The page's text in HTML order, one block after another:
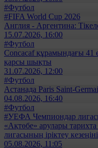
#Футбол
#FIFA World Cup 2026
Англия - Аргентина:
15.07.2026, 16:00
#Футбол
Concacaf құрамындағы
қарсы шықты
31.07.2026, 12:00
#Футбол
Астанада Paris Saint-
04.08.2026, 16:40
#Футбол
#УЕФА Чемпиондар
«Ақтөбе» арулары
лигасының іріктеу
05.08.2026, 11:05